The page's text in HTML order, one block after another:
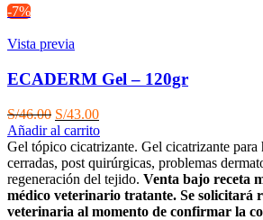
-7%
Vista previa
ECADERM Gel – 120gr
S/46.00 El
precio
original
era:
S/46.00.
S/43.00El
precio
actual
es:
S/43.00.
Añadir al carrito
Gel tópico cicatrizante. Gel cicatrizante para
cerradas, post quirúrgicas, problemas
regeneración del tejido. Venta bajo receta
médico veterinario tratante. Se solicitará
veterinaria al momento de confirmar la